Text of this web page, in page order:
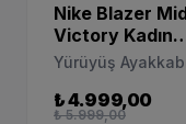
Nike Blazer
Victory Kadın
Beyaz Spor
Ayakkabı
DR2948-100
Yürüyüş
₺ 4.999,00
₺ 5.999,00